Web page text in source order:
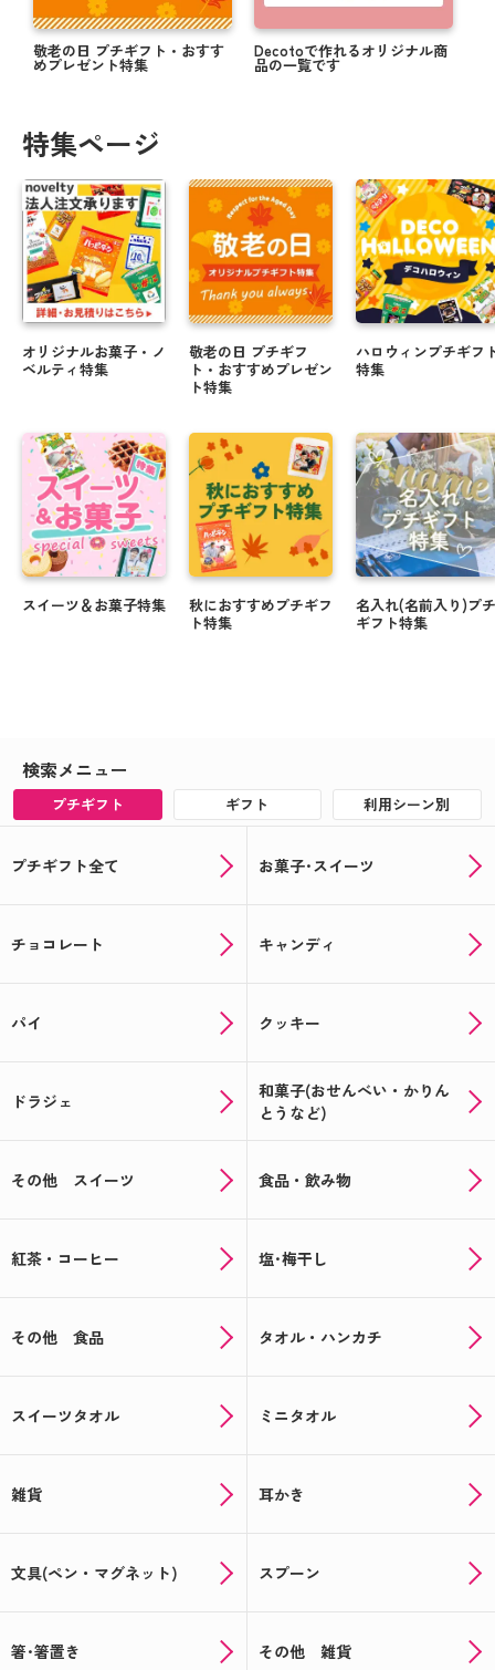
敬老の日 プチギフト・おすす
めプレゼント特集
Decotoで作れるオリジナル商
品の一覧です
特集ページ
オリジナルお菓子・ノ
ベルティ特集
スイーツ＆お菓子特集
敬老の日 プチギフ
ト・おすすめプレゼン
ト特集
秋におすすめプチギフ
ト特集
ハロウィンプチギフ
特集
名入れ(名前入り)プチ
ギフト特集
検索メニュー
プチギフト ギフト 利用シーン別
プチギフト全て お菓子･スイーツ
チョコレート キャンディ
パイ クッキー
ドラジェ
和菓子(おせんべい・かりん
とうなど)
その他 スイーツ 食品・飲み物
紅茶・コーヒー 塩･梅干し
その他 食品 タオル・ハンカチ
スイーツタオル ミニタオル
雑貨 耳かき
文具(ペン・マグネット) スプーン
箸･箸置き その他 雑貨